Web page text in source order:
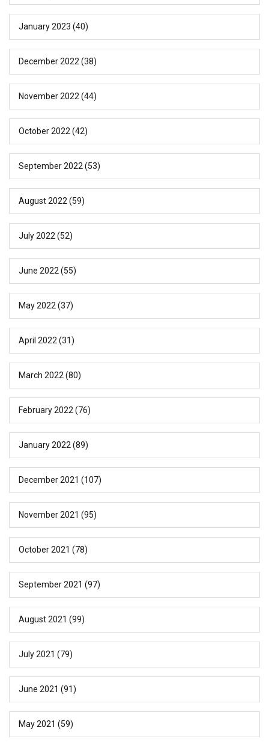
January 2023 (40)
December 2022 (38)
November 2022 (44)
October 2022 (42)
September 2022 (53)
August 2022 (59)
July 2022 (52)
June 2022 (55)
May 2022 (37)
April 2022 (31)
March 2022 (80)
February 2022 (76)
January 2022 (89)
December 2021 (107)
November 2021 (95)
October 2021 (78)
September 2021 (97)
August 2021 (99)
July 2021 (79)
June 2021 (91)
May 2021 (59)